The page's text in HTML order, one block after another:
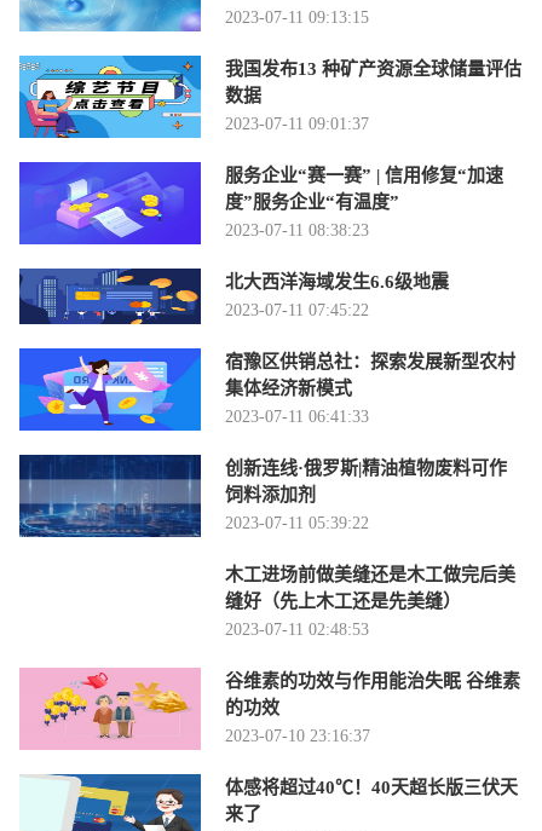
2023-07-11 09:13:15
我国发布13 种矿产资源全球储量评估
数据
2023-07-11 09:01:37
服务企业“赛一赛” | 信用修复“加速
度”服务企业“有温度”
2023-07-11 08:38:23
北大西洋海域发生6.6级地震
2023-07-11 07:45:22
宿豫区供销总社：探索发展新型农村
集体经济新模式
2023-07-11 06:41:33
创新连线·俄罗斯|精油植物废料可作
饲料添加剂
2023-07-11 05:39:22
木工进场前做美缝还是木工做完后美
缝好（先上木工还是先美缝）
2023-07-11 02:48:53
谷维素的功效与作用能治失眠 谷维素
的功效
2023-07-10 23:16:37
体感将超过40℃！40天超长版三伏天
来了